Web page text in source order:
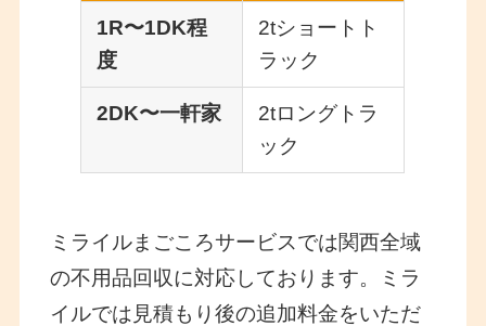
1R〜1DK程
度
2tショートト
ラック
2DK〜一軒家
2tロングトラ
ック
ミライルまごころサービスでは関西全域
の不用品回収に対応しております。ミラ
イルでは見積もり後の追加料金をいただ